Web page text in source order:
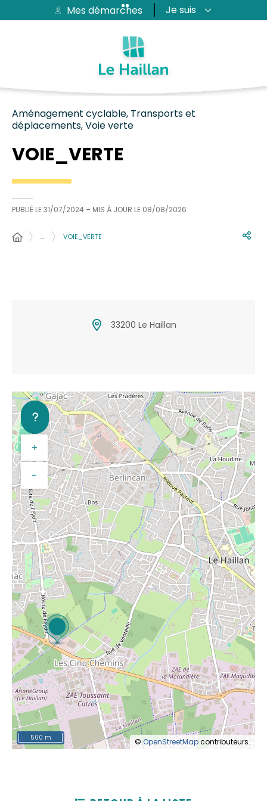
Aide et accessibilité
Passer au menu
Passer au contenuMes démarches Je suis
Aménagement cyclable, Transports et
déplacements, Voie verte
VOIE_VERTE
PUBLIÉ LE31/07/2024 – MIS À JOUR LE 08/08/2026
… VOIE_VERTE
33200 Le Haillan
+
−
© OpenStreetMapcontributeurs.
500 m